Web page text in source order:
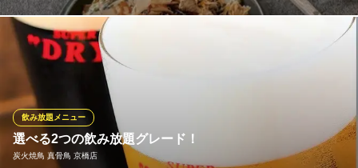
大分唐揚と鉄板焼居酒屋
ＪＲ京橋駅 徒歩1分
大阪府大阪市都島区片町2-4-14
飲み放題付のコースをご用意いたしました。食べて良し！飲んで
良しのコースとなっております。宴会でのご利用、歓送迎会、新
年会、忘年会など多様なシーンでご利用ください。
千房 京橋京阪モール支店
お好み焼・鉄板焼
ＪＲ京橋駅 徒歩2分
大阪府大阪市都島区東野田町2-1-38 京阪京橋駅ビル5F
選べる2つの飲み放題グレード！
炭火焼鳥 真骨鳥 京橋店
飲み放題メニュー